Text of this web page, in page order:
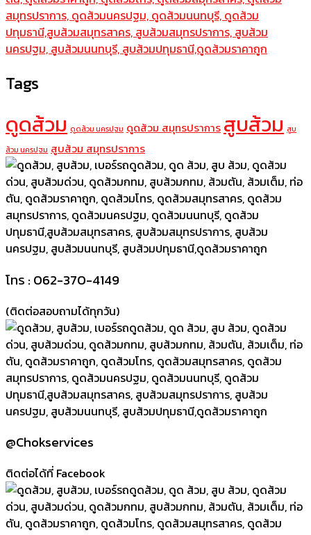
Tags
ดูดส้วม ดูดส้วม นครปฐม ดูดส้วม สมุทรปราการสูบส้วม สูบ
ส้วม นครปฐม สูบส้วม สมุทรปราการ
โทร : 062-370-4149
(ติดต่อสอบถามได้ทุกวัน)
@Chokservices
ติดต่อได้ที่ Facebook